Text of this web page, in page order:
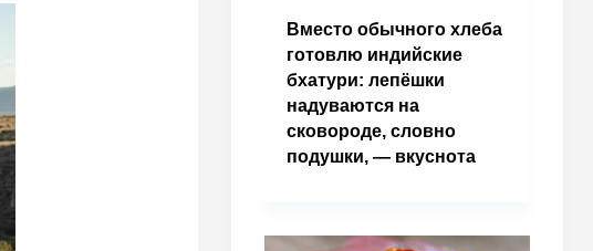
Вместо обычного хлеба
готовлю индийские
бхатури: лепёшки
надуваются на
сковороде, словно
подушки, — вкуснота